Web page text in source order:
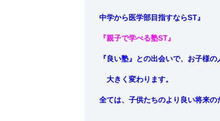
中学から医学部目指すならST』
『親子で学べる塾ST』
『良い塾』との出会いで、お子様の
大きく変わります。
全ては、子供たちのより良い将来の